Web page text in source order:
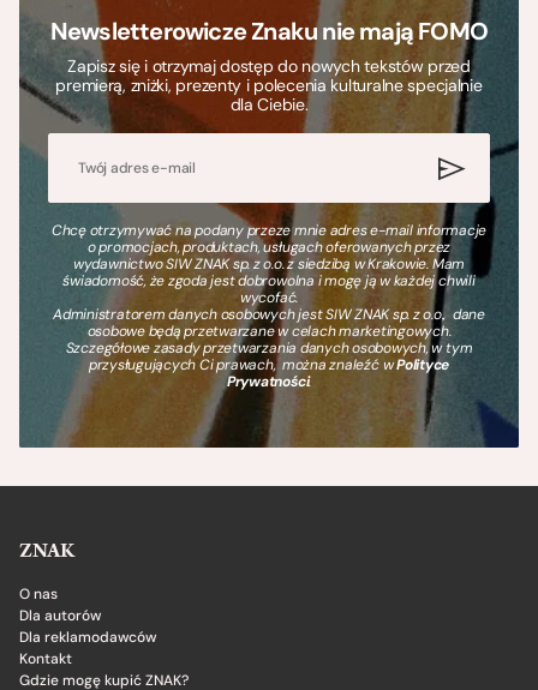
Newsletterowicze Znaku nie mają FOMO
Zapisz się i otrzymaj dostęp do nowych tekstów przed
premierą, zniżki, prezenty i polecenia kulturalne specjalnie
dla Ciebie.
Chcę otrzymywać na podany przeze mnie adres e-mail informacje
o promocjach, produktach, usługach oferowanych przez
wydawnictwo SIW ZNAK sp. z o.o. z siedzibą w Krakowie. Mam
świadomość, że zgoda jest dobrowolna i mogę ją w każdej chwili
wycofać.
Administratorem danych osobowych jest SIW ZNAK sp. z o.o., dane
osobowe będą przetwarzane w celach marketingowych.
Szczegółowe zasady przetwarzania danych osobowych, w tym
przysługujących Ci prawach, można znaleźć wPolityce
Prywatności.
ZNAK
O nas
Dla autorów
Dla reklamodawców
Kontakt
Gdzie mogę kupić ZNAK?